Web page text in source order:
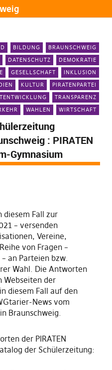
BILDUNG
BRAUNSCHWEIG
DATENSCHUTZ
DEMOKRATIE
GESELLSCHAFT
INKLUSION
KULTUR
PIRATENPARTEI
TRANSPARENZ
WAHLEN WIRTSCHAFT
: PIRATEN
Gymnasium
diesem Fall zur
– versenden
Vereine,
von Fragen –
an Parteien bzw.
Wahl. Die Antworten
Webseiten der
diesem Fall auf den
News vom
Braunschweig.
der PIRATEN
der Schülerzeitung: